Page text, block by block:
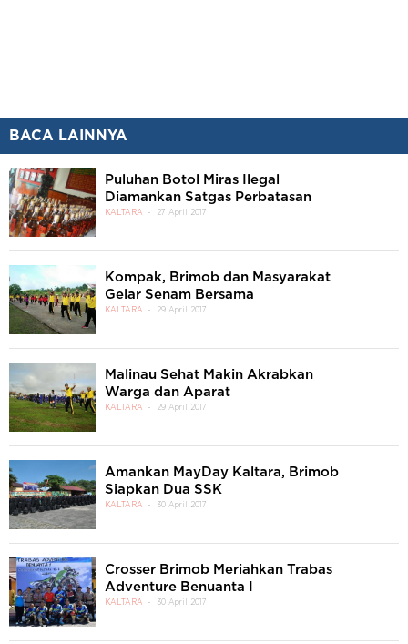
BACA LAINNYA
Puluhan Botol Miras Ilegal
Diamankan Satgas Perbatasan
KALTARA 27 April 2017
Kompak, Brimob dan Masyarakat
Gelar Senam Bersama
KALTARA 29 April 2017
Malinau Sehat Makin Akrabkan
Warga dan Aparat
KALTARA 29 April 2017
Amankan MayDay Kaltara, Brimob
Siapkan Dua SSK
KALTARA 30 April 2017
Crosser Brimob Meriahkan Trabas
Adventure Benuanta I
KALTARA 30 April 2017